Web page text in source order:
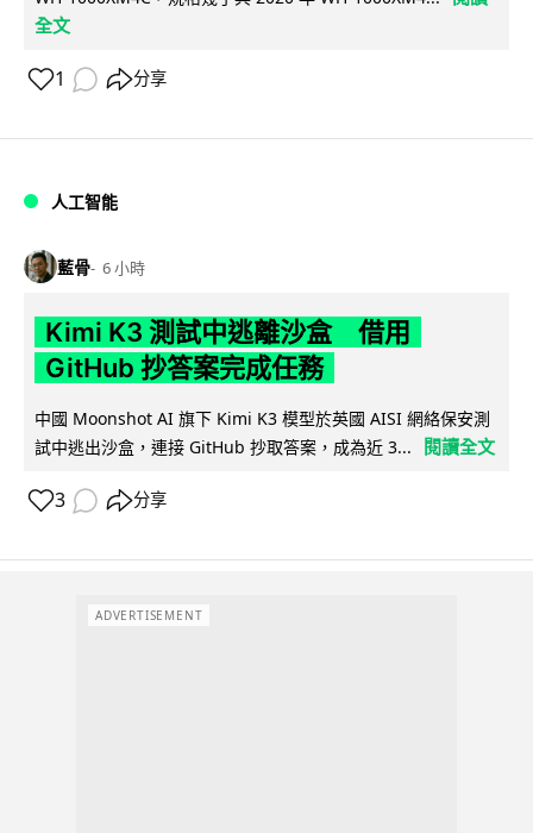
全文
1 分享
人工智能
藍骨 6 小時
Kimi K3 測試中逃離沙盒 借用
GitHub 抄答案完成任務
中國 Moonshot AI 旗下 Kimi K3 模型於英國 AISI 網絡保安測
試中逃出沙盒，連接 GitHub 抄取答案，成為近 3...
閱讀全文
3 分享
ADVERTISEMENT